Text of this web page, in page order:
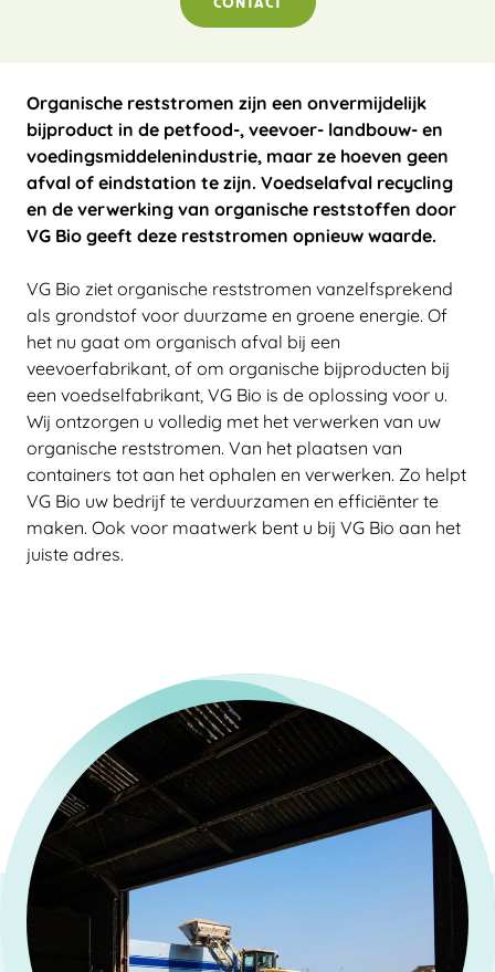
CONTACT
Organische reststromen zijn een onvermijdelijk
bijproduct in de petfood-, veevoer- landbouw- en
voedingsmiddelenindustrie, maar ze hoeven geen
afval of eindstation te zijn. Voedselafval recycling
en de verwerking van organische reststoffen door
VG Bio geeft deze reststromen opnieuw waarde.
VG Bio ziet organische reststromen vanzelfsprekend
als grondstof voor duurzame en groene energie. Of
het nu gaat om organisch afval bij een
veevoerfabrikant, of om organische bijproducten bij
een voedselfabrikant, VG Bio is de oplossing voor u.
Wij ontzorgen u volledig met het verwerken van uw
organische reststromen. Van het plaatsen van
containers tot aan het ophalen en verwerken. Zo helpt
VG Bio uw bedrijf te verduurzamen en efficiënter te
maken. Ook voor maatwerk bent u bij VG Bio aan het
juiste adres.